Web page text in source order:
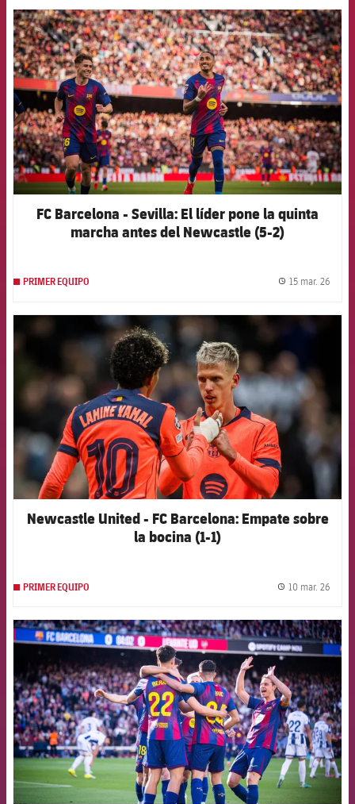
FCB Barcelona badge
FC Barcelona - Sevilla: El líder pone la quinta
marcha antes del Newcastle (5-2)
PRIMER EQUIPO 15 mar. 26
FCB Barcelona badge
Newcastle United - FC Barcelona: Empate sobre
la bocina (1-1)
PRIMER EQUIPO 10 mar. 26
FCB Barcelona badge